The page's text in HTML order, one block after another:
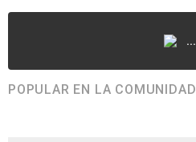
...
POPULAR EN LA COMUNIDAD